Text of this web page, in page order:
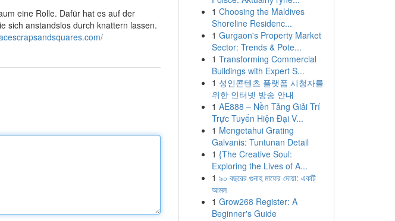
eine Rolle. Dafür hat es auf der
sich anstandslos durch knattern lassen.
1 Choosing the Maldives
Shoreline Residenc...
1 Gurgaon's Property Market
Sector: Trends & Pote...
1 Transforming Commercial
Buildings with Expert S...
1 성인콘텐츠 플랫폼 시청자를
위한 인터넷 방송 안내
1 AE888 – Nền Tảng Giải Trí
Trực Tuyến Hiện Đại V...
1 Mengetahui Grating
Galvanis: Tuntunan Detail
1 {The Creative Soul:
Exploring the Lives of A...
1 ৯০ বছরের গুনাহ মাফের দোয়া: একটি
আমল
1 Grow268 Register: A
Beginner's Guide